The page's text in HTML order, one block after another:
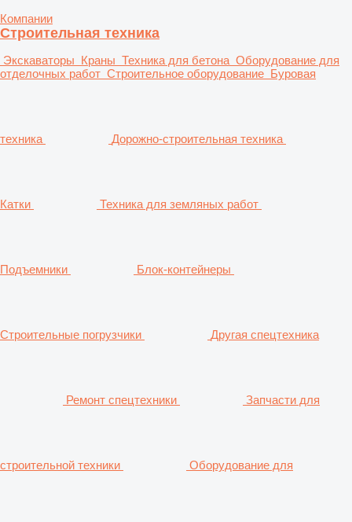
Компании
Строительная техника
Экскаваторы Краны Техника для бетона Оборудование для
отделочных работ Строительное оборудование Буровая
техника Дорожно-строительная техника
Катки Техника для земляных работ
Подъемники Блок-контейнеры
Строительные погрузчики Другая спецтехника
Ремонт спецтехники Запчасти для
строительной техники Оборудование для